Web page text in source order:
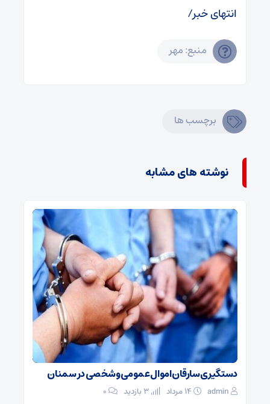
انتهای خبر/
منبع: مهر
برچسب ها
نوشته های مشابه
دستگیری سارقان اموال عمومی و شخصی در سمنان
admin ۰